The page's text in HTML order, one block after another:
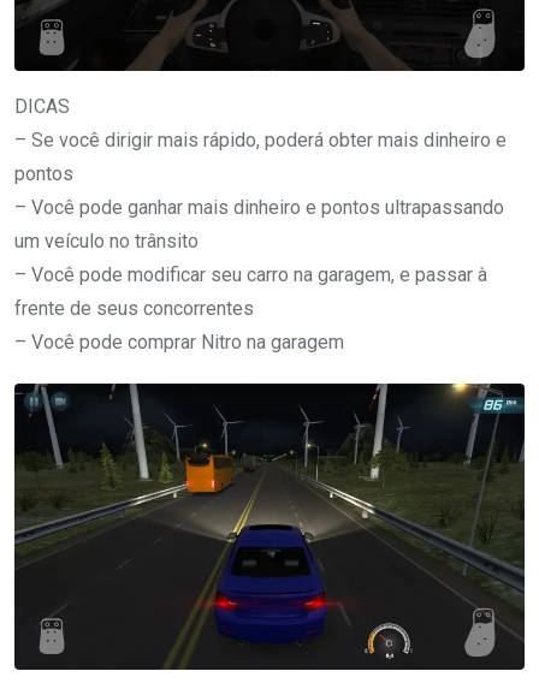
DICAS
– Se você dirigir mais rápido, poderá obter mais dinheiro e
pontos
– Você pode ganhar mais dinheiro e pontos ultrapassando
um veículo no trânsito
– Você pode modificar seu carro na garagem, e passar à
frente de seus concorrentes
– Você pode comprar Nitro na garagem